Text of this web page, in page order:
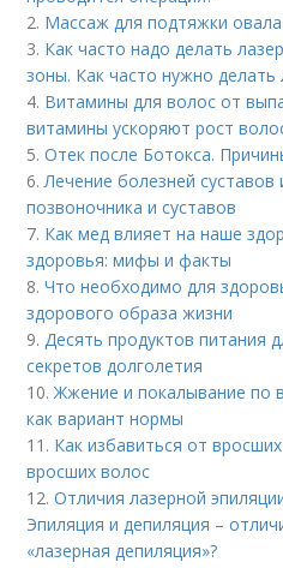
2. Массаж для подтяжки
3. Как часто надо делать
зоны. Как часто нужно делать
4. Витамины для волос от
витамины ускоряют рост
5.Отек после Ботокса.
6.Лечение болезней
позвоночника и суставов
7. Как мед влияет на наше
здоровья: мифы и факты
8.Что необходимо для
здорового образа жизни
9.Десять продуктов питания
секретов долголетия
10.Жжение и покалывание по
как вариант нормы
11. Как избавиться от
вросших волос
12.Отличия лазерной
Эпиляция и депиляция –
«лазерная депиляция»?